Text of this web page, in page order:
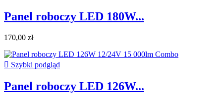
Panel roboczy LED 180W...
170,00 zł
 Szybki podgląd
Panel roboczy LED 126W...